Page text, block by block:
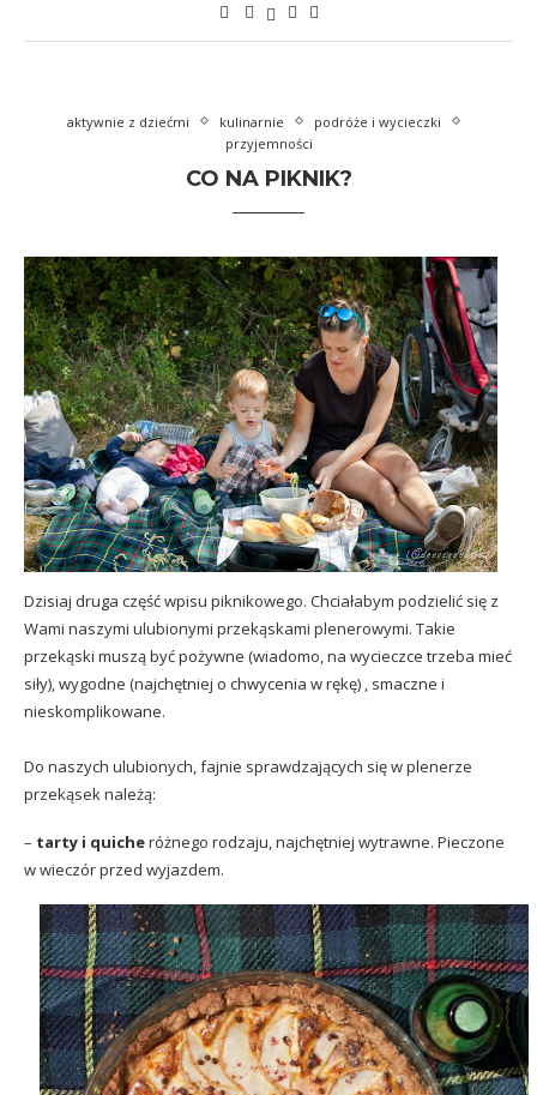
aktywnie z dziećmi kulinarnie
podróże i wycieczki
przyjemności
CO NA PIKNIK?
Dzisiaj druga część wpisu piknikowego. Chciałabym podzielić się z
Wami naszymi ulubionymi przekąskami plenerowymi. Takie
przekąski muszą być pożywne (wiadomo, na wycieczce trzeba mieć
siły), wygodne (najchętniej o chwycenia w rękę) , smaczne i
nieskomplikowane.
Do naszych ulubionych, fajnie sprawdzających się w plenerze
przekąsek należą:
– tarty i quicheróżnego rodzaju, najchętniej wytrawne. Pieczone
w wieczór przed wyjazdem.